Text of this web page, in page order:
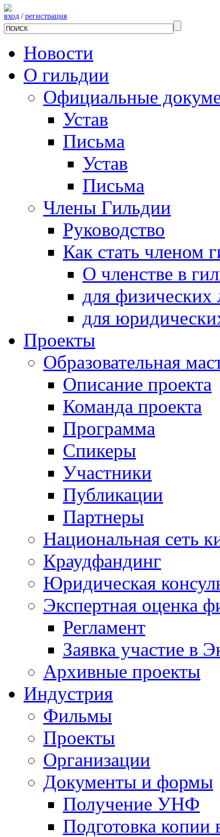
вход /регистрация
Новости
О гильдии
Официальные
Устав
Письма
Устав
Письма
Члены Гильдии
Руководство
Как стать членом
О членстве в
для физических
для
Проекты
Образовательная
Описание проекта
Команда проекта
Программа
Спикеры
Участники
Публикации
Партнеры
Национальная сеть
Краудфандинг
Юридическая
Экспертная оценка
Регламент
Заявка участие в
Архивные проекты
Индустрия
Фильмы
Проекты
Организации
Документы и формы
Получение УНФ
Подготовка копии